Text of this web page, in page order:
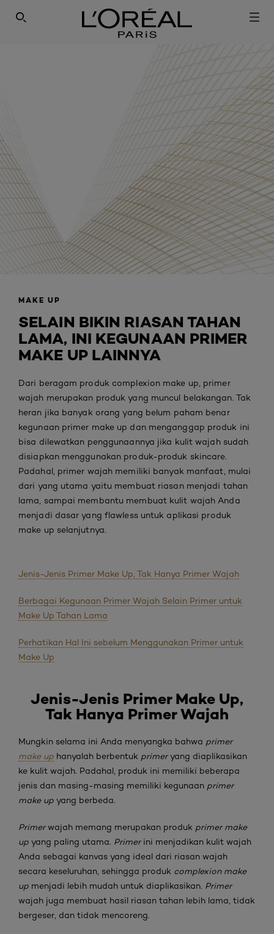
SEARCH THIS SITE
MAKE UP
SELAIN BIKIN RIASAN TAHAN
LAMA, INI KEGUNAAN PRIMER
MAKE UP LAINNYA
Dari beragam produk complexion make up, primer
wajah merupakan produk yang muncul belakangan. Tak
heran jika banyak orang yang belum paham benar
kegunaan primer make up dan menganggap produk ini
bisa dilewatkan penggunaannya jika kulit wajah sudah
disiapkan menggunakan produk-produk skincare.
Padahal, primer wajah memiliki banyak manfaat, mulai
dari yang utama yaitu membuat riasan menjadi tahan
lama, sampai membantu membuat kulit wajah Anda
menjadi dasar yang flawless untuk aplikasi produk
make up selanjutnya.
Jenis-Jenis Primer Make Up, Tak Hanya Primer Wajah
Berbagai Kegunaan Primer Wajah Selain Primer untuk
Make Up Tahan Lama
Perhatikan Hal Ini sebelum Menggunakan Primer untuk
Make Up
Jenis-Jenis Primer Make Up,
Tak Hanya Primer Wajah
Mungkin selama ini Anda menyangka bahwa primer
make up hanyalah berbentuk primeryang diaplikasikan
ke kulit wajah. Padahal, produk ini memiliki beberapa
jenis dan masing-masing memiliki kegunaan primer
make up yang berbeda.
Primerwajah memang merupakan produk primer make
up yang paling utama. Primerini menjadikan kulit wajah
Anda sebagai kanvas yang ideal dari riasan wajah
secara keseluruhan, sehingga produk complexion make
up menjadi lebih mudah untuk diaplikasikan. Primer
wajah juga membuat hasil riasan tahan lebih lama, tidak
bergeser, dan tidak mencoreng.